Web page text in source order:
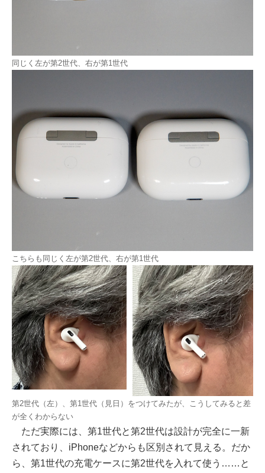
同じく左が第2世代、右が第1世代
こちらも同じく左が第2世代、右が第1世代
第2世代（左）、第1世代（見日）をつけてみたが、こうしてみると差
が全くわからない
ただ実際には、第1世代と第2世代は設計が完全に一新
されており、iPhoneなどからも区別されて見える。だか
ら、第1世代の充電ケースに第2世代を入れて使う……と